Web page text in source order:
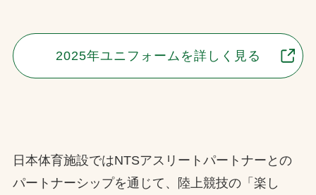
2025年ユニフォームを詳しく見る
日本体育施設ではNTSアスリートパートナーとの
パートナーシップを通じて、陸上競技の「楽し